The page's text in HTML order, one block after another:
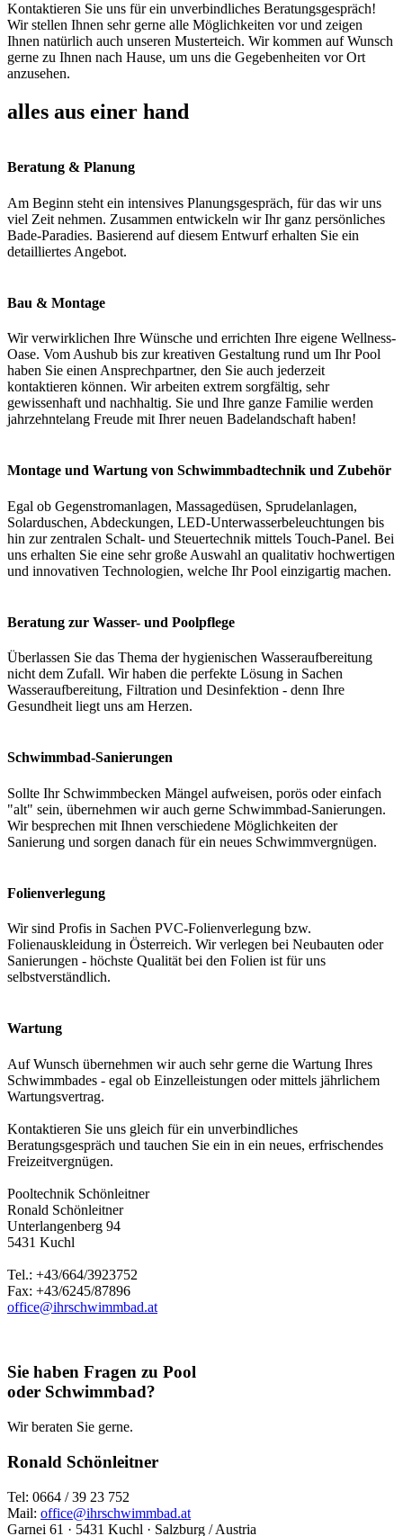
Kontaktieren Sie uns für ein unverbindliches Beratungsgespräch!
Wir stellen Ihnen sehr gerne alle Möglichkeiten vor und zeigen
Ihnen natürlich auch unseren Musterteich. Wir kommen auf Wunsch
gerne zu Ihnen nach Hause, um uns die Gegebenheiten vor Ort
anzusehen.
alles aus einer hand
Beratung & Planung
Am Beginn steht ein intensives Planungsgespräch, für das wir uns
viel Zeit nehmen. Zusammen entwickeln wir Ihr ganz persönliches
Bade-Paradies. Basierend auf diesem Entwurf erhalten Sie ein
detailliertes Angebot.
Bau & Montage
Wir verwirklichen Ihre Wünsche und errichten Ihre eigene Wellness-
Oase. Vom Aushub bis zur kreativen Gestaltung rund um Ihr Pool
haben Sie einen Ansprechpartner, den Sie auch jederzeit
kontaktieren können. Wir arbeiten extrem sorgfältig, sehr
gewissenhaft und nachhaltig. Sie und Ihre ganze Familie werden
jahrzehntelang Freude mit Ihrer neuen Badelandschaft haben!
Montage und Wartung von Schwimmbadtechnik und Zubehör
Egal ob Gegenstromanlagen, Massagedüsen, Sprudelanlagen,
Solarduschen, Abdeckungen, LED-Unterwasserbeleuchtungen bis
hin zur zentralen Schalt- und Steuertechnik mittels Touch-Panel. Bei
uns erhalten Sie eine sehr große Auswahl an qualitativ hochwertigen
und innovativen Technologien, welche Ihr Pool einzigartig machen.
Beratung zur Wasser- und Poolpflege
Überlassen Sie das Thema der hygienischen Wasseraufbereitung
nicht dem Zufall. Wir haben die perfekte Lösung in Sachen
Wasseraufbereitung, Filtration und Desinfektion - denn Ihre
Gesundheit liegt uns am Herzen.
Schwimmbad-Sanierungen
Sollte Ihr Schwimmbecken Mängel aufweisen, porös oder einfach
"alt" sein, übernehmen wir auch gerne Schwimmbad-Sanierungen.
Wir besprechen mit Ihnen verschiedene Möglichkeiten der
Sanierung und sorgen danach für ein neues Schwimmvergnügen.
Folienverlegung
Wir sind Profis in Sachen PVC-Folienverlegung bzw.
Folienauskleidung in Österreich. Wir verlegen bei Neubauten oder
Sanierungen - höchste Qualität bei den Folien ist für uns
selbstverständlich.
Wartung
Auf Wunsch übernehmen wir auch sehr gerne die Wartung Ihres
Schwimmbades - egal ob Einzelleistungen oder mittels jährlichem
Wartungsvertrag.
Kontaktieren Sie uns gleich für ein unverbindliches
Beratungsgespräch und tauchen Sie ein in ein neues, erfrischendes
Freizeitvergnügen.
Pooltechnik Schönleitner
Ronald Schönleitner
Unterlangenberg 94
5431 Kuchl
Tel.: +43/664/3923752
Fax: +43/6245/87896
office@ihrschwimmbad.at
Sie haben Fragen zu Pool
oder Schwimmbad?
Wir beraten Sie gerne.
Ronald Schönleitner
Tel: 0664 / 39 23 752
Mail: office@ihrschwimmbad.at
Garnei 61 · 5431 Kuchl · Salzburg / Austria